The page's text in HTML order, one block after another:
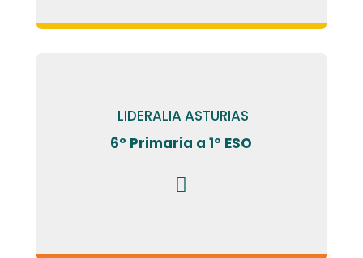
LIDERALIA ASTURIAS
6º Primaria a 1º ESO
